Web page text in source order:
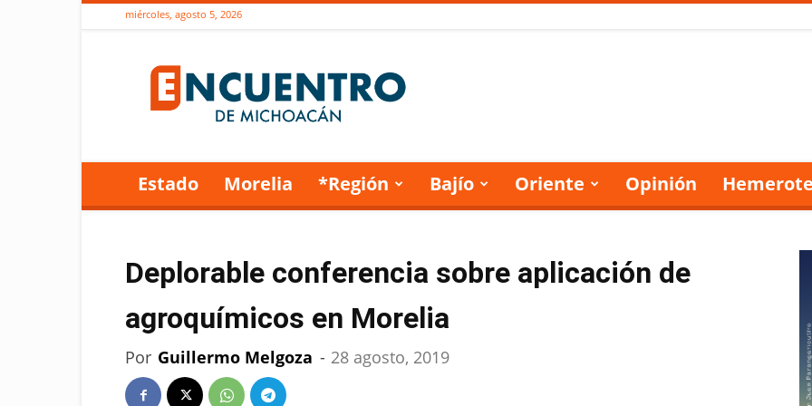
miércoles, agosto 5, 2026
de
Michoacán
Estado Morelia *Región Bajío Oriente Opinión
Deplorable conferencia sobre aplicación de
agroquímicos en Morelia
Por Guillermo Melgoza - 28 agosto, 2019